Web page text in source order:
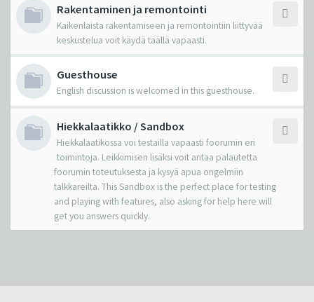
Rakentaminen ja remontointi
Kaikenlaista rakentamiseen ja remontointiin liittyvää
keskustelua voit käydä täällä vapaasti.
Guesthouse
English discussion is welcomed in this guesthouse.
Hiekkalaatikko / Sandbox
Hiekkalaatikossa voi testailla vapaasti foorumin eri
toimintoja. Leikkimisen lisäksi voit antaa palautetta
foorumin toteutuksesta ja kysyä apua ongelmiin
talkkareilta. This Sandbox is the perfect place for testing
and playing with features, also asking for help here will
get you answers quickly.